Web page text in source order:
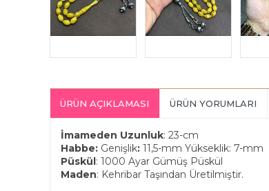
ÜRÜN AÇIKLAMASI ÜRÜN YORUMLARI
İmameden Uzunluk: 23-cm
Habbe: Genişlik: 11,5-mm Yükseklik: 7-mm
Püskül: 1000 Ayar Gümüş Püskül
Maden: Kehribar Taşından Üretilmiştir.